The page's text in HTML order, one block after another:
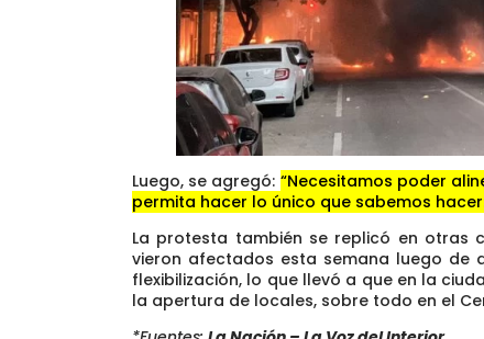
Luego, se agregó: “Necesitamos poder
permita hacer lo único que sabemos
La protesta también se replicó en otras
vieron afectados esta semana luego
flexibilización, lo que llevó a que en la
la apertura de locales, sobre todo en el